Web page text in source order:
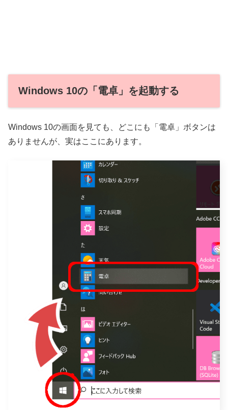
Windows 10の「電卓」を起動する
Windows 10の画面を見ても、どこにも「電卓」ボタンは
ありませんが、実はここにあります。